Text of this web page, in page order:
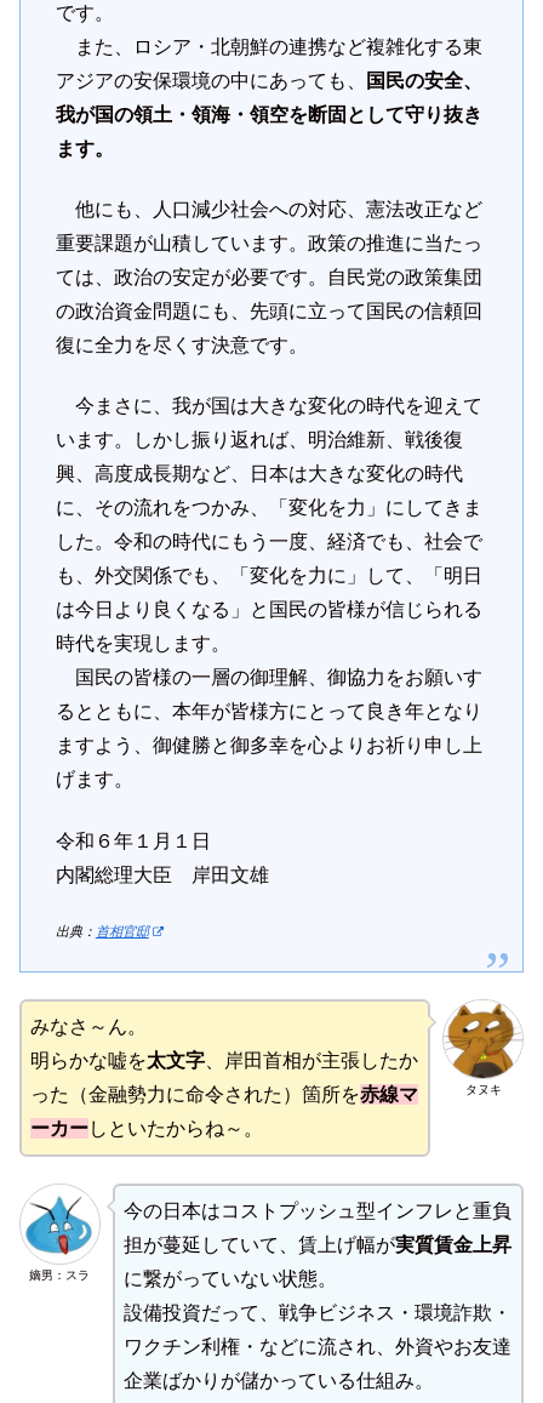
です。
また、ロシア・北朝鮮の連携など複雑化する東
アジアの安保環境の中にあっても、
国民の安全、
我が国の領土・領海・領空を断固として守り抜き
ます。
他にも、人口減少社会への対応、憲法改正など
重要課題が山積しています。政策の推進に当たっ
ては、政治の安定が必要です。自民党の政策集団
の政治資金問題にも、先頭に立って国民の信頼回
復に全力を尽くす決意です。
今まさに、我が国は大きな変化の時代を迎えて
います。しかし振り返れば、明治維新、戦後復
興、高度成長期など、日本は大きな変化の時代
に、その流れをつかみ、「変化を力」にしてきま
した。令和の時代にもう一度、経済でも、社会で
も、外交関係でも、「変化を力に」して、「明日
は今日より良くなる」と国民の皆様が信じられる
時代を実現します。
国民の皆様の一層の御理解、御協力をお願いす
るとともに、本年が皆様方にとって良き年となり
ますよう、御健勝と御多幸を心よりお祈り申し上
げます。
令和６年１月１日
内閣総理大臣 岸田文雄
出典： 首相官邸
タヌキ
みなさ～ん。
明らかな嘘を太文字 、岸田首相が主張したか
った（金融勢力に命令された）箇所を赤線マ
ーカーしといたからね～。
嫡男：スラ
今の日本はコストプッシュ型インフレと重負
担が蔓延していて、賃上げ幅が実質賃金上昇
に繋がっていない状態。
設備投資だって、戦争ビジネス・環境詐欺・
ワクチン利権・などに流され、外資やお友達
企業ばかりが儲かっている仕組み。